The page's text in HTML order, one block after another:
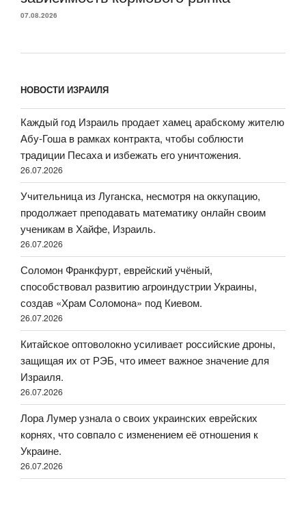
07.08.2026
НОВОСТИ ИЗРАИЛЯ
Каждый год Израиль продает хамец арабскому жителю
Абу-Гоша в рамках контракта, чтобы соблюсти
традиции Песаха и избежать его уничтожения.
26.07.2026
Учительница из Луганска, несмотря на оккупацию,
продолжает преподавать математику онлайн своим
ученикам в Хайфе, Израиль.
26.07.2026
Соломон Франкфурт, еврейский учёный,
способствовал развитию агроиндустрии Украины,
создав «Храм Соломона» под Киевом.
26.07.2026
Китайское оптоволокно усиливает российские дроны,
защищая их от РЭБ, что имеет важное значение для
Израиля.
26.07.2026
Лора Лумер узнала о своих украинских еврейских
корнях, что совпало с изменением её отношения к
Украине.
26.07.2026